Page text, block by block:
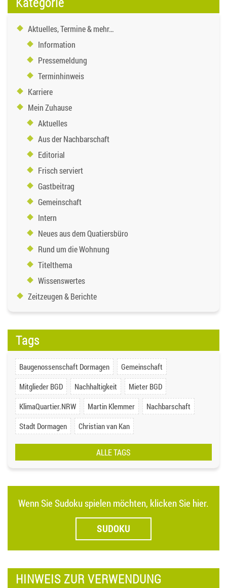
Aktuelles, Termine & mehr…
Information
Pressemeldung
Terminhinweis
Karriere
Mein Zuhause
Aktuelles
Aus der Nachbarschaft
Editorial
Frisch serviert
Gastbeitrag
Gemeinschaft
Intern
Neues aus dem Quatiersbüro
Rund um die Wohnung
Titelthema
Wissenswertes
Zeitzeugen & Berichte
Tags
Baugenossenschaft Dormagen
Gemeinschaft
Mitglieder BGD
Nachhaltigkeit
Mieter BGD
KlimaQuartier.NRW
Martin Klemmer
Nachbarschaft
Stadt Dormagen
Christian van Kan
ALLE TAGS
Wenn Sie Sudoku spielen möchten, klicken Sie hier.
SUDOKU
HINWEIS ZUR VERWENDUNG